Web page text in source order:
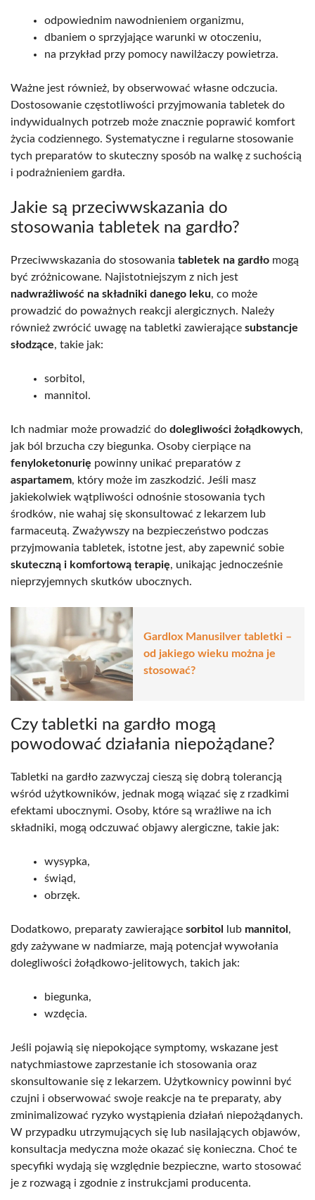
odpowiednim nawodnieniem organizmu,
dbaniem o sprzyjające warunki w otoczeniu,
na przykład przy pomocy nawilżaczy powietrza.
Ważne jest również, by obserwować własne odczucia.
Dostosowanie częstotliwości przyjmowania tabletek do
indywidualnych potrzeb może znacznie poprawić komfort
życia codziennego. Systematyczne i regularne stosowanie
tych preparatów to skuteczny sposób na walkę z suchością
i podrażnieniem gardła.
Jakie są przeciwwskazania do
stosowania tabletek na gardło?
Przeciwwskazania do stosowania tabletek na gardło mogą
być zróżnicowane. Najistotniejszym z nich jest
nadwrażliwość na składniki danego leku, co może
prowadzić do poważnych reakcji alergicznych. Należy
również zwrócić uwagę na tabletki zawierające substancje
słodzące, takie jak:
sorbitol,
mannitol.
Ich nadmiar może prowadzić do dolegliwości żołądkowych,
jak ból brzucha czy biegunka. Osoby cierpiące na
fenyloketonurię powinny unikać preparatów z
aspartamem, który może im zaszkodzić. Jeśli masz
jakiekolwiek wątpliwości odnośnie stosowania tych
środków, nie wahaj się skonsultować z lekarzem lub
farmaceutą. Zważywszy na bezpieczeństwo podczas
przyjmowania tabletek, istotne jest, aby zapewnić sobie
skuteczną i komfortową terapię, unikając jednocześnie
nieprzyjemnych skutków ubocznych.
Gardlox Manusilver tabletki –
od jakiego wieku można je
stosować?
Czy tabletki na gardło mogą
powodować działania niepożądane?
Tabletki na gardło zazwyczaj cieszą się dobrą tolerancją
wśród użytkowników, jednak mogą wiązać się z rzadkimi
efektami ubocznymi. Osoby, które są wrażliwe na ich
składniki, mogą odczuwać objawy alergiczne, takie jak:
wysypka,
świąd,
obrzęk.
Dodatkowo, preparaty zawierające sorbitol lub mannitol,
gdy zażywane w nadmiarze, mają potencjał wywołania
dolegliwości żołądkowo-jelitowych, takich jak:
biegunka,
wzdęcia.
Jeśli pojawią się niepokojące symptomy, wskazane jest
natychmiastowe zaprzestanie ich stosowania oraz
skonsultowanie się z lekarzem. Użytkownicy powinni być
czujni i obserwować swoje reakcje na te preparaty, aby
zminimalizować ryzyko wystąpienia działań niepożądanych.
W przypadku utrzymujących się lub nasilających objawów,
konsultacja medyczna może okazać się konieczna. Choć te
specyfiki wydają się względnie bezpieczne, warto stosować
je z rozwagą i zgodnie z instrukcjami producenta.